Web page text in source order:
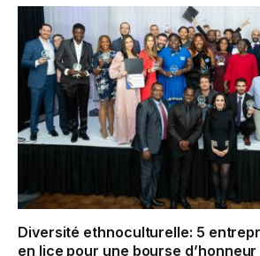
Diversité ethnoculturelle: 5
en lice pour une bourse d’honneur